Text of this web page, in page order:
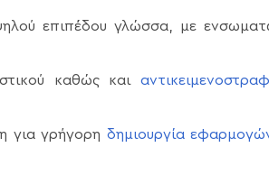
επιπέδου γλώσσα, με
καθώς και
για γρήγορη δημιουργία